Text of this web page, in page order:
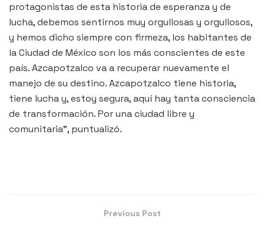
protagonistas de esta historia de esperanza y de
lucha, debemos sentirnos muy orgullosas y orgullosos,
y hemos dicho siempre con firmeza, los habitantes de
la Ciudad de México son los más conscientes de este
país. Azcapotzalco va a recuperar nuevamente el
manejo de su destino. Azcapotzalco tiene historia,
tiene lucha y, estoy segura, aquí hay tanta consciencia
de transformación. Por una ciudad libre y
comunitaria”, puntualizó.
Previous Post